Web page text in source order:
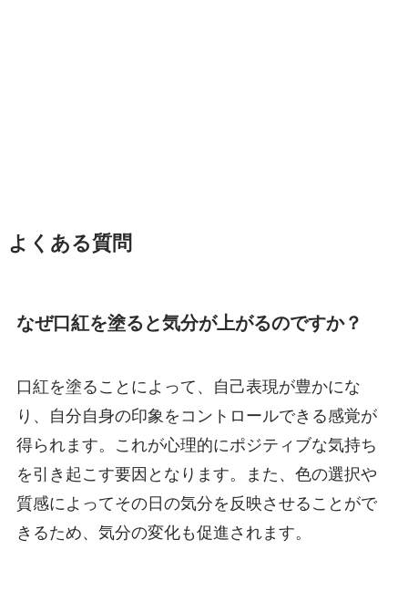
よくある質問
なぜ口紅を塗ると気分が上がるのですか？
口紅を塗ることによって、自己表現が豊かにな
り、自分自身の印象をコントロールできる感覚が
得られます。これが心理的にポジティブな気持ち
を引き起こす要因となります。また、色の選択や
質感によってその日の気分を反映させることがで
きるため、気分の変化も促進されます。